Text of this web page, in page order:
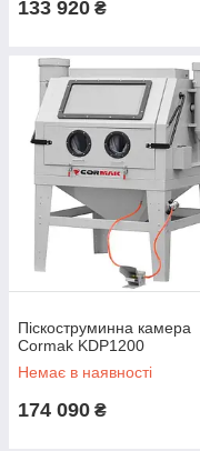
133 920 ₴
Піскоструминна камера
Cormak KDP1200
Немає в наявності
174 090 ₴